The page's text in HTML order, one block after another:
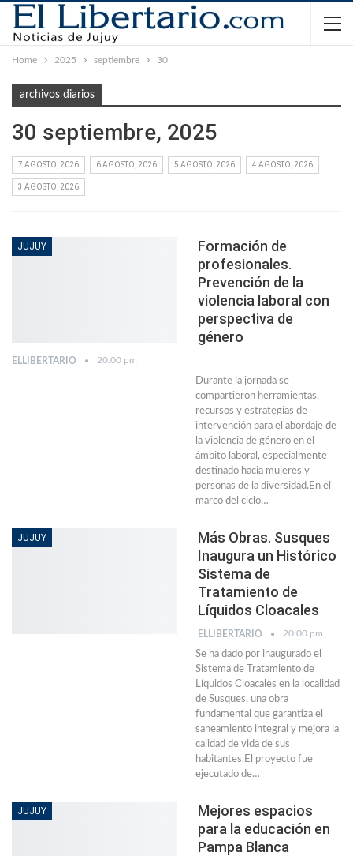
Home 2025 septiembre 30
archivos diarios
30 septiembre, 2025
7 AGOSTO, 2026 6 AGOSTO, 2026 5 AGOSTO, 2026 4 AGOSTO, 2026
3 AGOSTO, 2026
JUJUY
Formación de
profesionales.
Prevención de la
violencia laboral con
perspectiva de
género
ELLIBERTARIO 20:00 pm
Durante la jornada se
compartieron herramientas,
recursos y estrategias de
intervención para el abordaje de
la violencia de género en el
ámbito laboral, especialmente
destinado hacia mujeres y
personas de la diversidad.En el
marco del ciclo…
JUJUY
Más Obras. Susques
Inaugura un Histórico
Sistema de
Tratamiento de
Líquidos Cloacales
ELLIBERTARIO 20:00 pm
Se ha dado por inaugurado el
Sistema de Tratamiento de
Líquidos Cloacales en la localidad
de Susques, una obra
fundamental que garantiza el
saneamiento integral y mejora la
calidad de vida de sus
habitantes.El proyecto fue
ejecutado de…
JUJUY
Mejores espacios
para la educación en
Pampa Blanca